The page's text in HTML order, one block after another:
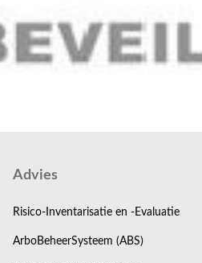
Advies
Risico-Inventarisatie en -Evaluatie
ArboBeheerSysteem (ABS)